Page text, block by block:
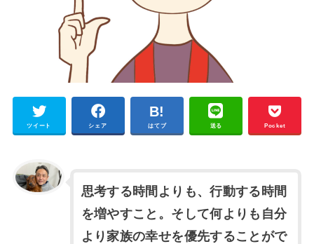
ツイート シェア はてブ 送る Pocket
思考する時間よりも、行動する時間
を増やすこと。そして何よりも自分
より家族の幸せを優先することがで